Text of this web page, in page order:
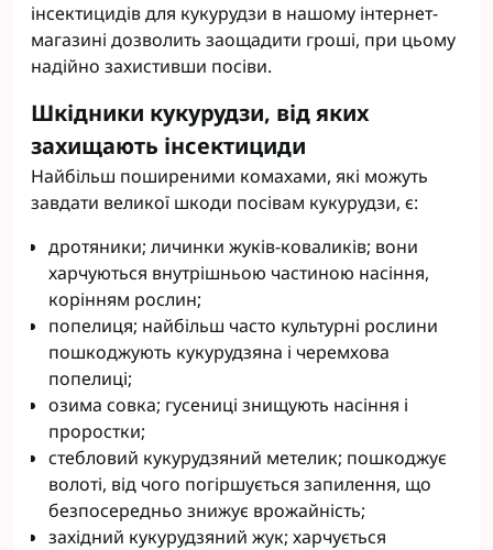
інсектицидів для кукурудзи в нашому інтернет-
магазині дозволить заощадити гроші, при цьому
надійно захистивши посіви.
Шкідники кукурудзи, від яких
захищають інсектициди
Найбільш поширеними комахами, які можуть
завдати великої шкоди посівам кукурудзи, є:
дротяники; личинки жуків-коваликів; вони
харчуються внутрішньою частиною насіння,
корінням рослин;
попелиця; найбільш часто культурні рослини
пошкоджують кукурудзяна і черемхова
попелиці;
озима совка; гусениці знищують насіння і
проростки;
стебловий кукурудзяний метелик; пошкоджує
волоті, від чого погіршується запилення, що
безпосередньо знижує врожайність;
західний кукурудзяний жук; харчується